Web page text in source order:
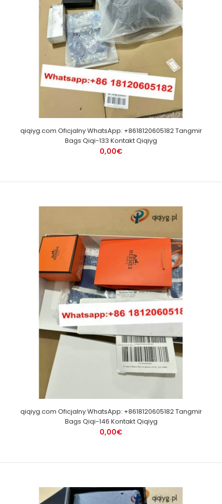
qiqiyg.com Oficjalny WhatsApp: +8618120605182 Tangmir
Bags Qiqi-133 Kontakt Qiqiyg
0,00€
qiqiyg.com Oficjalny WhatsApp: +8618120605182 Tangmir
Bags Qiqi-146 Kontakt Qiqiyg
0,00€